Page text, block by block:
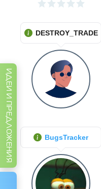
DESTROY_TRADE
BugsTracker
ИДЕИ И ПРЕДЛОЖЕНИЯ